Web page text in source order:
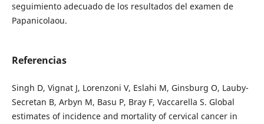
seguimiento adecuado de los resultados del examen de
Papanicolaou.
Referencias
Singh D, Vignat J, Lorenzoni V, Eslahi M, Ginsburg O, Lauby-
Secretan B, Arbyn M, Basu P, Bray F, Vaccarella S. Global
estimates of incidence and mortality of cervical cancer in